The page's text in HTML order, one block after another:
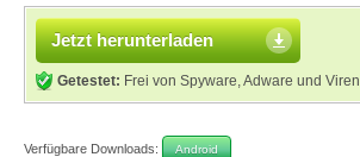
Jetzt herunterladen
Getestet: Frei von Spyware, Adware und Viren
Verfügbare Downloads: Android